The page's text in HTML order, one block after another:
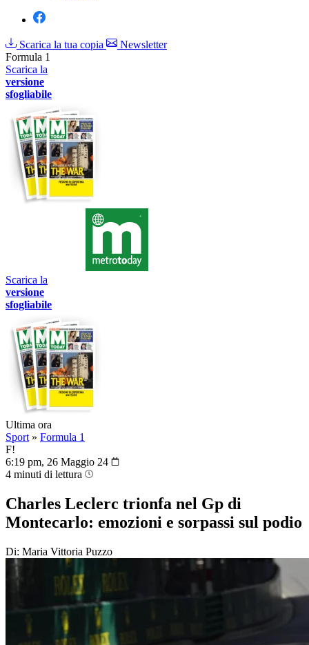
Scarica la tua copia
Newsletter
Formula 1
Scarica la
versione
sfogliabile
Scarica la
versione
sfogliabile
Ultima ora
Sport » Formula 1
F!
6:19 pm, 26 Maggio 24
4 minuti di lettura
Charles Leclerc trionfa nel Gp di
Montecarlo: emozioni e sorpassi sul podio
Di: Maria Vittoria Puzzo